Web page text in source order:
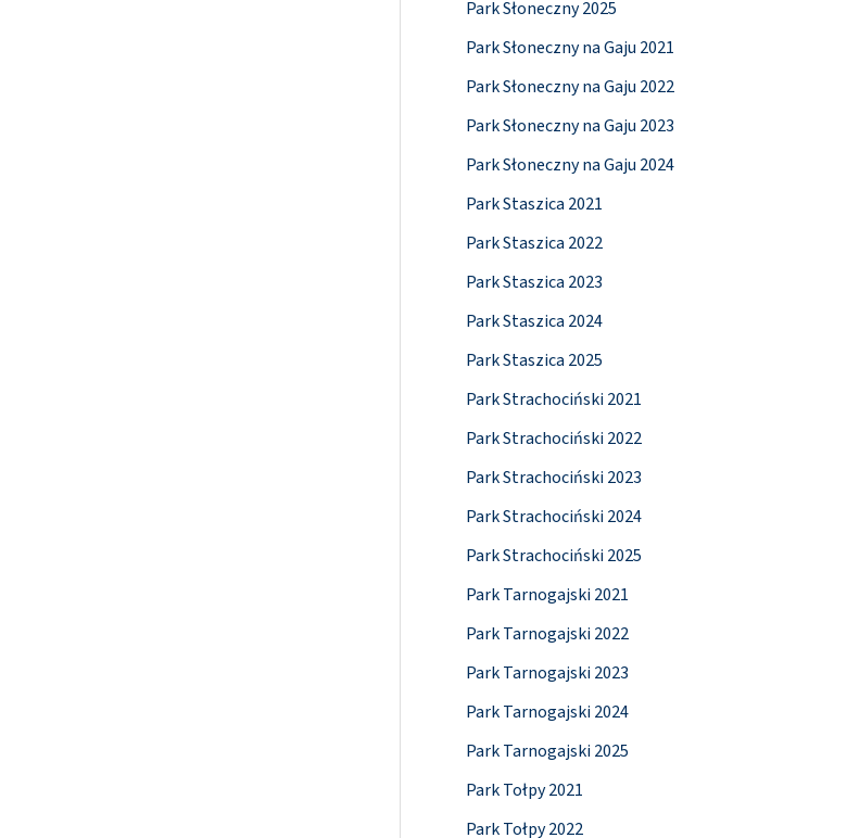
Park Słoneczny 2025
Park Słoneczny na Gaju 2021
Park Słoneczny na Gaju 2022
Park Słoneczny na Gaju 2023
Park Słoneczny na Gaju 2024
Park Staszica 2021
Park Staszica 2022
Park Staszica 2023
Park Staszica 2024
Park Staszica 2025
Park Strachociński 2021
Park Strachociński 2022
Park Strachociński 2023
Park Strachociński 2024
Park Strachociński 2025
Park Tarnogajski 2021
Park Tarnogajski 2022
Park Tarnogajski 2023
Park Tarnogajski 2024
Park Tarnogajski 2025
Park Tołpy 2021
Park Tołpy 2022